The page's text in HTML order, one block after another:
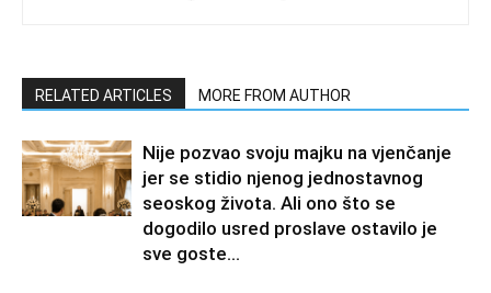
RELATED ARTICLES MORE FROM AUTHOR
Nije pozvao svoju majku na vjenčanje
jer se stidio njenog jednostavnog
seoskog života. Ali ono što se
dogodilo usred proslave ostavilo je
sve goste...